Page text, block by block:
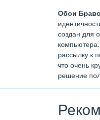
Обои
создан для
рассылку к
что очень
решение